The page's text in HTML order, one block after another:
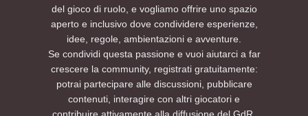
del gioco di ruolo, e vogliamo offrire uno spazio
aperto e inclusivo dove condividere esperienze,
idee, regole, ambientazioni e avventure.
Se condividi questa passione e vuoi aiutarci a far
crescere la community, registrati gratuitamente:
potrai partecipare alle discussioni, pubblicare
contenuti, interagire con altri giocatori e